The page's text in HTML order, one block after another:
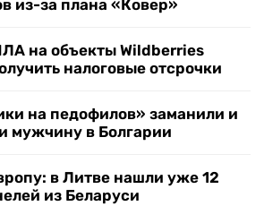
из-за плана «Ковер»
на объекты Wildberries
налоговые отсрочки
на педофилов» заманили и
мужчину в Болгарии
в Литве нашли уже 12
из Беларуси